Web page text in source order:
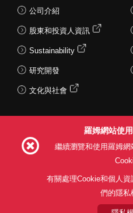
公司介紹
股東和投資人資訊
Sustainability
研究開發
文化與社會
利用目的
羅姆網站使
繼續瀏覽和使用羅姆
有關處理Cookie和個人
們的隱私